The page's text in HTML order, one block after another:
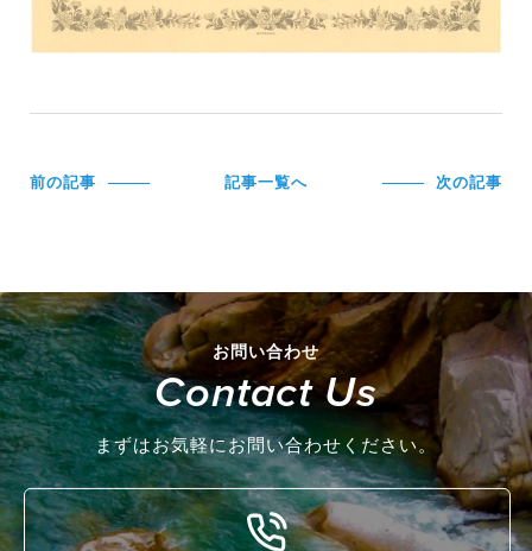
前の記事 記事一覧へ 次の記事
お問い合わせ
Contact Us
まずはお気軽にお問い合わせください。